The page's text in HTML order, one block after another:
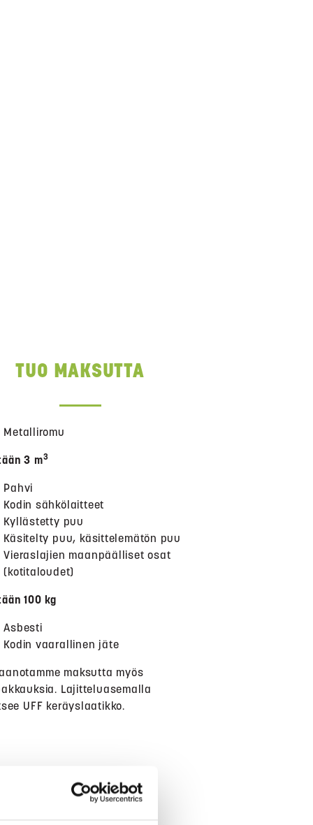
TUO MAKSUTTA
Metalliromu
3 m3
Pahvi
Kodin sähkölaitteet
Kyllästetty puu
Käsitelty puu, käsittelemätön puu
Vieraslajien maanpäälliset osat
(kotitaloudet)
100 kg
Asbesti
Kodin vaarallinen jäte
maksutta myös
Lajitteluasemalla
UFF keräyslaatikko.